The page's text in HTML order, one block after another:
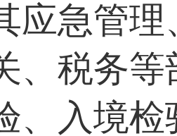
应急管
、税务
、入境